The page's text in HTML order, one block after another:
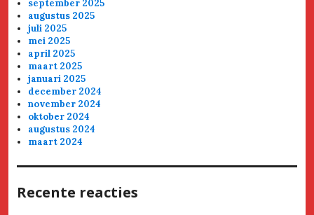
september 2025
augustus 2025
juli 2025
mei 2025
april 2025
maart 2025
januari 2025
december 2024
november 2024
oktober 2024
augustus 2024
maart 2024
Recente reacties